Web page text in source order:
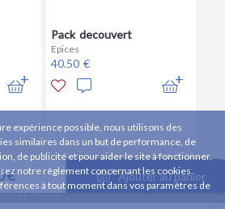
Pack decouvert
Epices
40.50 €
€ Ajouter au panier
EL ATUEL
expérience possible, nous utilisons des
similaires dans un but de performance, de
de publicité et pour aider le site à fonctionner.
notre règlement concernant les cookies.
à tout moment dans vos paramètres de